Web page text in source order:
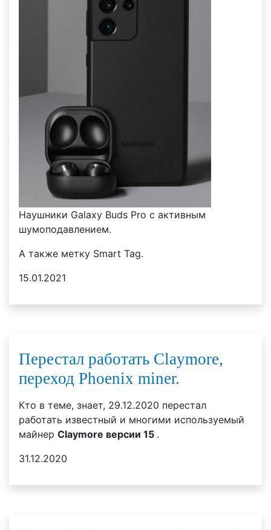
Наушники Galaxy Buds Pro с активным
шумоподавлением.
А также метку Smart Tag.
15.01.2021
Перестал работать Claymore,
переход Phoenix miner.
Кто в теме, знает, 29.12.2020 перестал
работать известный и многими используемый
майнер Claymore версии 15 .
31.12.2020